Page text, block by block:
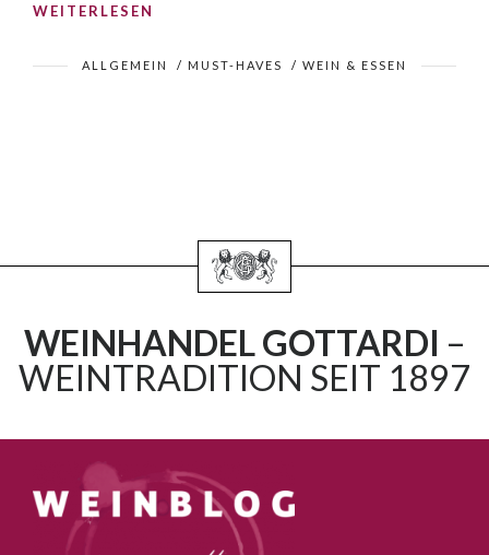
WEITERLESEN
ALLGEMEIN / MUST-HAVES / WEIN & ESSEN
WEINHANDEL GOTTARDI –
WEINTRADITION SEIT 1897